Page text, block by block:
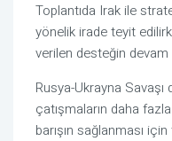
Toplantıda Irak ile
yönelik irade teyit
verilen desteğin
Rusya-Ukrayna
çatışmaların daha
barışın sağlanması